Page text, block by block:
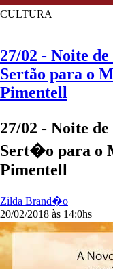
CULTURA
27/02 - Noite
Sertão para o
Pimentell
27/02 - Noite
Sert�o para o
Pimentell
Zilda Brand�o
20/02/2018 às 14:0hs